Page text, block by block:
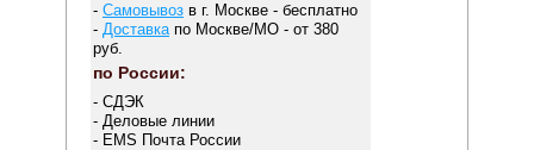
- Самовывозв г. Москве - бесплатно
- Доставкапо Москве/МО - от 380
руб.
по России:
- СДЭК
- Деловые линии
- EMS Почта России